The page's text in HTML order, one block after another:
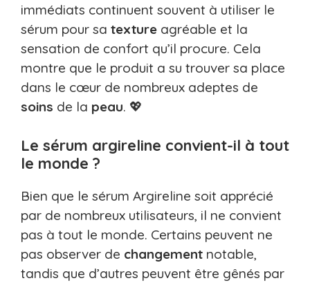
immédiats continuent souvent à utiliser le
sérum pour sa texture agréable et la
sensation de confort qu’il procure. Cela
montre que le produit a su trouver sa place
dans le cœur de nombreux adeptes de
soins de la peau. 💖
Le sérum argireline convient-il à tout
le monde ?
Bien que le sérum Argireline soit apprécié
par de nombreux utilisateurs, il ne convient
pas à tout le monde. Certains peuvent ne
pas observer de changement notable,
tandis que d’autres peuvent être gênés par